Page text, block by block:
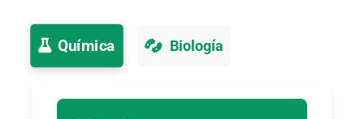
Química Biología